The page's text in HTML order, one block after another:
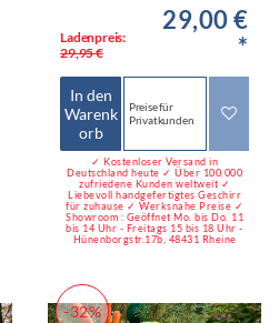
Ladenpreis:
29,95 €
29,00 €
*
In den
Warenk
orb
Preise für
Privatkunden
✓ Kostenloser Versand in
Deutschland heute ✓ Über 100.000
zufriedene Kunden weltweit ✓
Liebevoll handgefertigtes Geschirr
für zuhause ✓ Werksnahe Preise ✓
Showroom : Geöffnet Mo. bis Do. 11
bis 14 Uhr - Freitags 15 bis 18 Uhr -
Hünenborgstr.17b, 48431 Rheine
-32%